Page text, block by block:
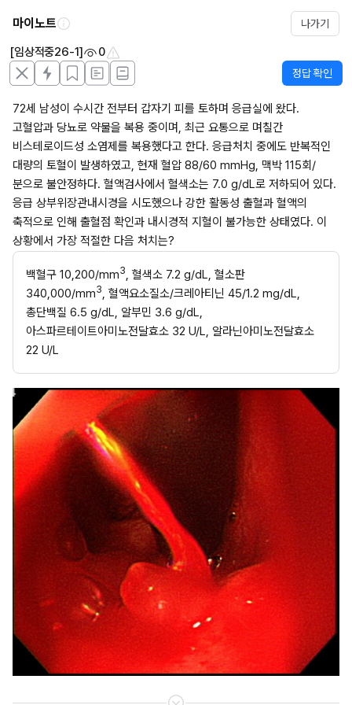
마이노트 나가기
[임상적중26-1] 0
정답 확인
72세 남성이 수시간 전부터 갑자기 피를 토하며 응급실에 왔다.
고혈압과 당뇨로 약물을 복용 중이며, 최근 요통으로 며칠간
비스테로이드성 소염제를 복용했다고 한다. 응급처치 중에도 반복적인
대량의 토혈이 발생하였고, 현재 혈압 88/60 mmHg, 맥박 115회/
분으로 불안정하다. 혈액검사에서 혈색소는 7.0 g/dL로 저하되어 있다.
응급 상부위장관내시경을 시도했으나 강한 활동성 출혈과 혈액의
축적으로 인해 출혈점 확인과 내시경적 지혈이 불가능한 상태였다. 이
상황에서 가장 적절한 다음 처치는?
백혈구 10,200/mm3, 혈색소 7.2 g/dL, 혈소판
340,000/mm3, 혈액요소질소/크레아티닌 45/1.2 mg/dL,
총단백질 6.5 g/dL, 알부민 3.6 g/dL,
아스파르테이트아미노전달효소 32 U/L, 알라닌아미노전달효소
22 U/L